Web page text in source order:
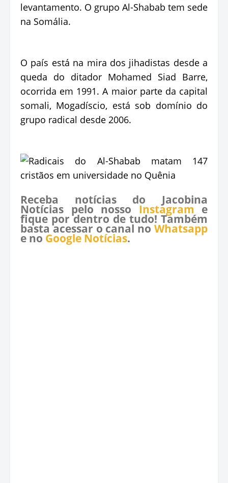
levantamento. O grupo Al-Shabab tem sede
na Somália.
O país está na mira dos jihadistas desde a
queda do ditador Mohamed Siad Barre,
ocorrida em 1991. A maior parte da capital
somali, Mogadíscio, está sob domínio do
grupo radical desde 2006.
Receba notícias do Jacobina
Notícias pelo nosso Instagram e
fique por dentro de tudo! Também
basta acessar o canal no Whatsapp
e no Google Notícias.